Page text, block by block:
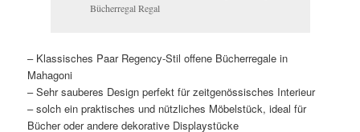
Bücherregal Regal
– Klassisches Paar Regency-Stil offene Bücherregale in
Mahagoni
– Sehr sauberes Design perfekt für zeitgenössisches Interieur
– solch ein praktisches und nützliches Möbelstück, ideal für
Bücher oder andere dekorative Displaystücke